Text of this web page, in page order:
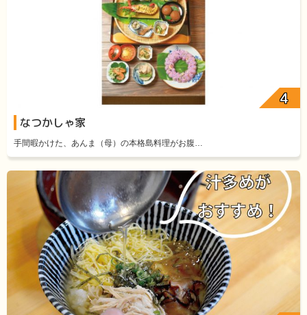
なつかしゃ家
手間暇かけた、あんま（母）の本格島料理がお腹…